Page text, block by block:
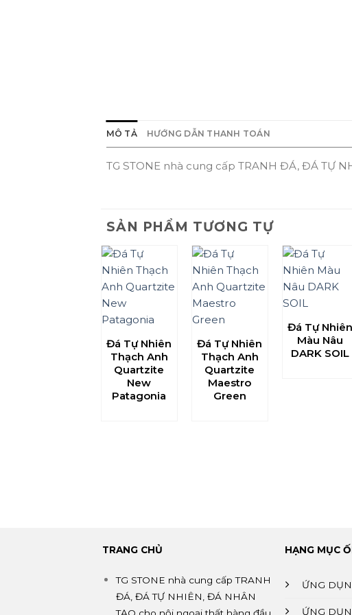
MÔ TẢ HƯỚNG DẪN THANH TOÁN
TG STONE nhà cung cấp TRANH ĐÁ, ĐÁ TỰ
SẢN PHẨM TƯƠNG TỰ
Đá Tự Nhiên
Thạch Anh
Quartzite
New
Patagonia
Đá Tự Nhiên
Thạch Anh
Quartzite
Maestro
Green
Đá Tự Nhiên
Màu Nâu
DARK SOIL
TRANG CHỦ
TG STONE nhà cung cấp TRANH
ĐÁ, ĐÁ TỰ NHIÊN, ĐÁ NHÂN
HẠNG MỤC
ỨNG
ỨNG